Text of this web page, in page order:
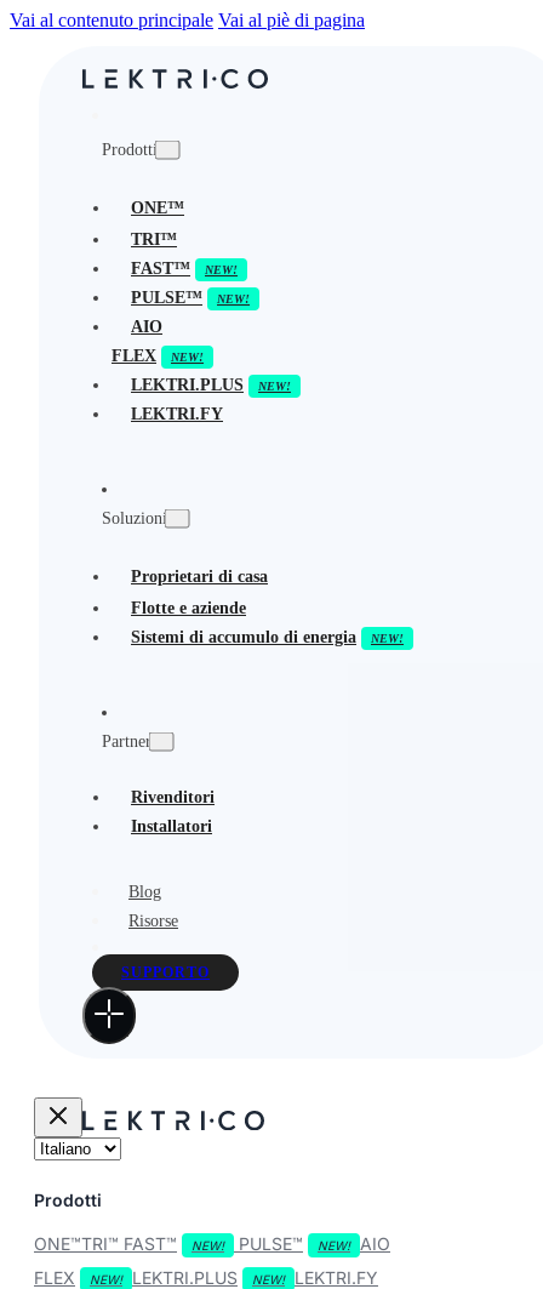
Vai al contenuto principale Vai al piè di pagina
Prodotti
ONE™
TRI™
FAST™
PULSE™
AIO
FLEX
LEKTRI.PLUS
LEKTRI.FY
Soluzioni
Proprietari di casa
Flotte e aziende
Sistemi di accumulo di energia
Partner
Rivenditori
Installatori
Blog
Risorse
SUPPORTO
Prodotti
ONE™TRI™ FAST™ PULSE™
AIO
FLEX
LEKTRI.PLUS LEKTRI.FY